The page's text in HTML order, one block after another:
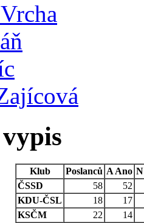
Klub Poslanců A Ano N
ČSSD
58
52
KDU-ČSL
18
17
KSČM
22
14